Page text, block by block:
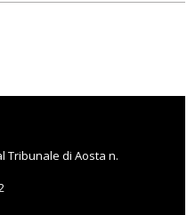
Tribunale di Aosta n.